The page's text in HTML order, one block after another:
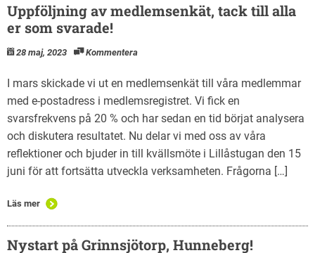
Uppföljning av medlemsenkät, tack till alla
er som svarade!
28 maj, 2023 Kommentera
I mars skickade vi ut en medlemsenkät till våra medlemmar
med e-postadress i medlemsregistret. Vi fick en
svarsfrekvens på 20 % och har sedan en tid börjat analysera
och diskutera resultatet. Nu delar vi med oss av våra
reflektioner och bjuder in till kvällsmöte i Lillåstugan den 15
juni för att fortsätta utveckla verksamheten. Frågorna […]
Läs mer
Nystart på Grinnsjötorp, Hunneberg!